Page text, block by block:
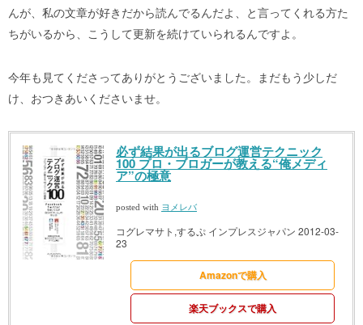
んが、私の文章が好きだから読んでるんだよ、と言ってくれる方た
ちがいるから、こうして更新を続けていられるんですよ。
今年も見てくださってありがとうございました。まだもう少しだ
け、おつきあいくださいませ。
必ず結果が出るブログ運営テクニック
100 プロ・ブロガーが教える“俺メディ
ア”の極意
posted with ヨメレバ
コグレマサト,するぷ インプレスジャパン 2012-03-
23
Amazonで購入
楽天ブックスで購入